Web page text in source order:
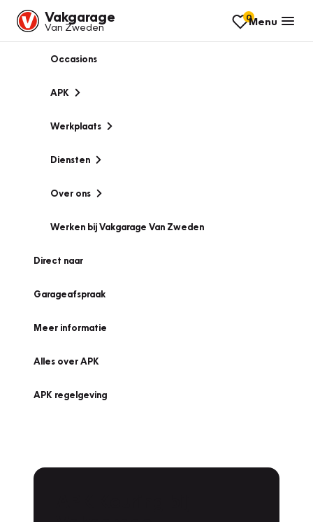
Vakgarage
Van Zweden
0Menu
Occasions
APK
Werkplaats
Diensten
Over ons
Werken bij Vakgarage Van Zweden
Direct naar
Garageafspraak
Meer informatie
Alles over APK
APK regelgeving